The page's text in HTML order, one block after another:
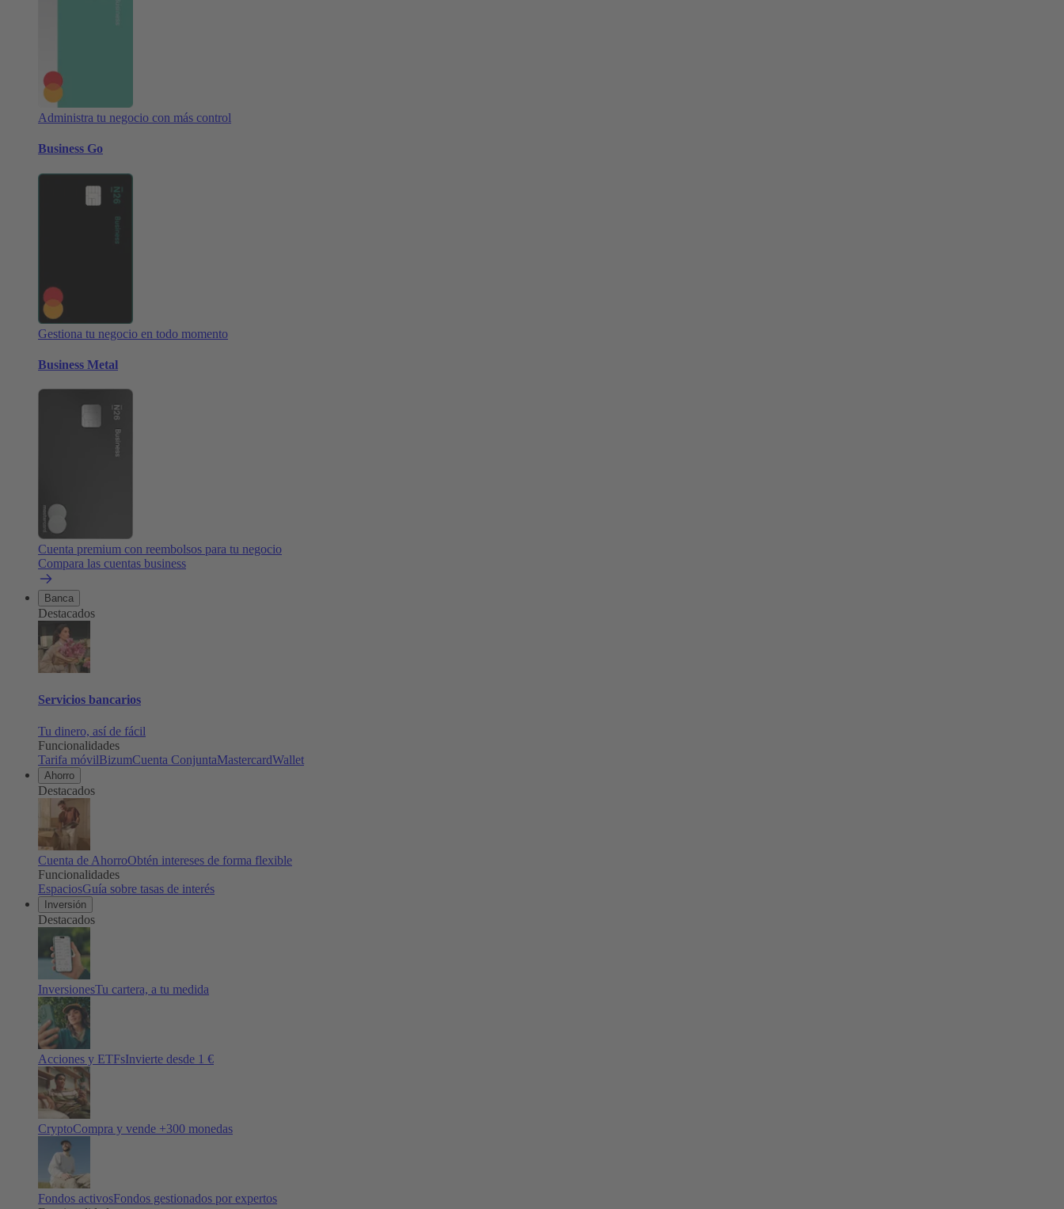
Administra tu negocio con más control
Business Go
Gestiona tu negocio en todo momento
Business Metal
Cuenta premium con reembolsos para tu negocio
Compara las cuentas business
Banca
Destacados
Servicios bancarios
Tu dinero, así de fácil
Funcionalidades
Tarifa móvilBizumCuenta ConjuntaMastercardWallet
Ahorro
Destacados
Cuenta de AhorroObtén intereses de forma flexible
Funcionalidades
EspaciosGuía sobre tasas de interés
Inversión
Destacados
InversionesTu cartera, a tu medida
Acciones y ETFsInvierte desde 1 €
CryptoCompra y vende +300 monedas
Fondos activosFondos gestionados por expertos